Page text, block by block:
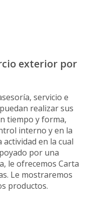
exterior por
servicio e
realizar sus
tiempo y forma,
interno y en la
en la cual
por una
le ofrecemos Carta
Le mostraremos
productos.